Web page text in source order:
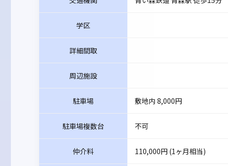
学区
詳細間取
周辺施設
駐車場 敷地内 8,000円
駐車場複数台 不可
仲介料 110,000円 (1ヶ月相当)